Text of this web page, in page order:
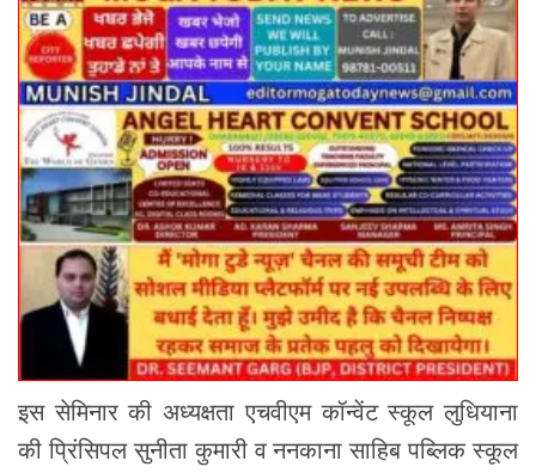
इस सेमिनार की अध्यक्षता एचवीएम कॉन्वेंट स्कूल लुधियाना
की प्रिंसिपल सुनीता कुमारी व ननकाना साहिब पब्लिक स्कूल